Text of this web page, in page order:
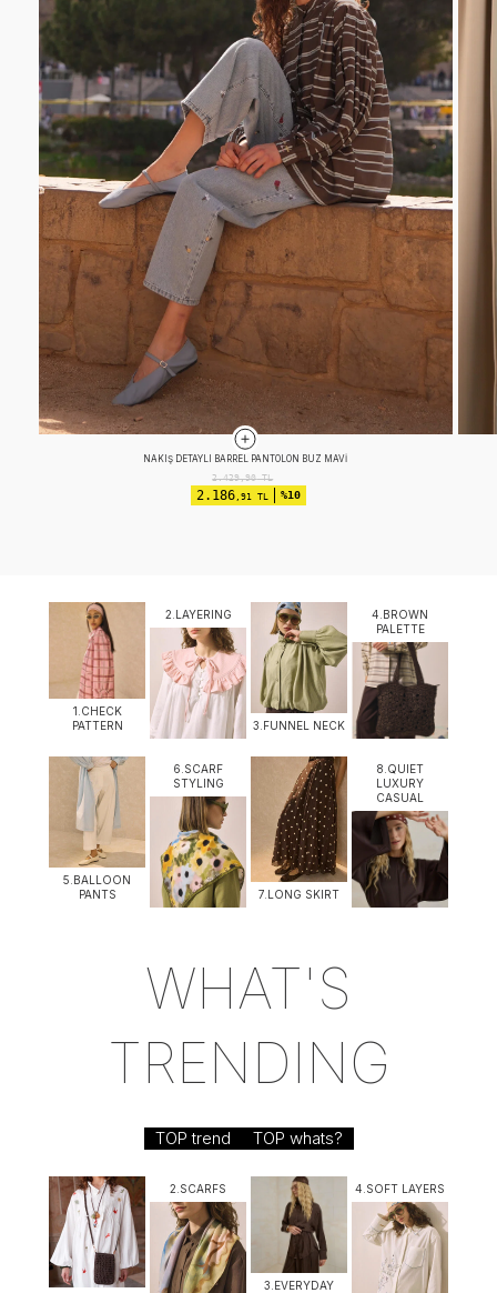
EFEKTLI BASIC TAKIM KOYU ÇAĞLA
2.524,90TL
2.019,92 TL %20
1.CHECK
PATTERN
2.LAYERING
3.FUNNEL NECK
4.BROWN
PALETTE
5.BALLOON
PANTS
6.SCARF
STYLING
7.LONG SKIRT
8.QUIET
LUXURY
CASUAL
WHAT'S
TRENDING
TOP trend TOP whats?
2.SCARFS
3.EVERYDAY
4.SOFT LAYERS